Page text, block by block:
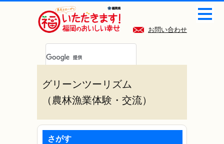
お問い合わせ
グリーンツーリズム
（農林漁業体験・交流）
さがす